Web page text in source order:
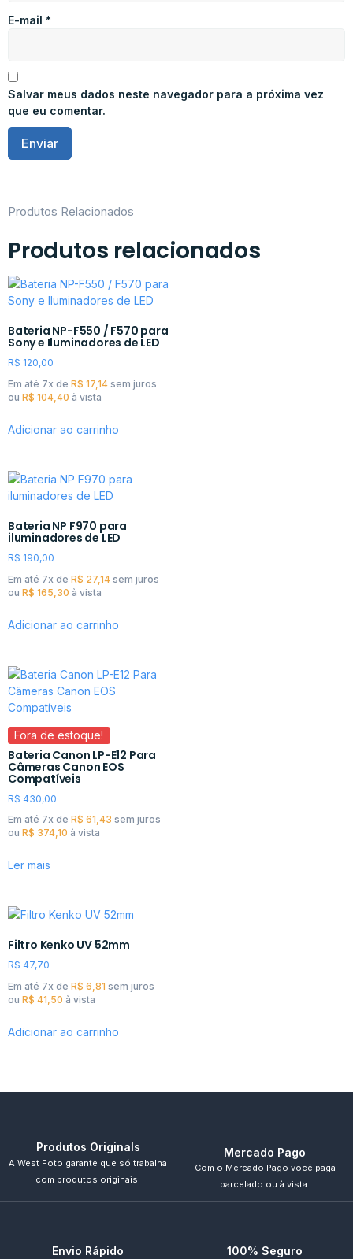
E-mail *
Salvar meus dados neste navegador para a próxima vez
que eu comentar.
Produtos Relacionados
Produtos relacionados
Bateria NP-F550 / F570 para
Sony e Iluminadores de LED
R$ 120,00
Em até 7x de R$ 17,14 sem juros
ou R$ 104,40 à vista
Adicionar ao carrinho
Bateria NP F970 para
iluminadores de LED
R$ 190,00
Em até 7x de R$ 27,14 sem juros
ou R$ 165,30 à vista
Adicionar ao carrinho
Fora de estoque!
Bateria Canon LP-E12 Para
Câmeras Canon EOS
Compatíveis
R$ 430,00
Em até 7x de R$ 61,43 sem juros
ou R$ 374,10 à vista
Ler mais
Filtro Kenko UV 52mm
R$ 47,70
Em até 7x de R$ 6,81 sem juros
ou R$ 41,50 à vista
Adicionar ao carrinho
Produtos Originals
A West Foto garante que só trabalha
com produtos originais.
Mercado Pago
Com o Mercado Pago você paga
parcelado ou à vista.
Envio Rápido 100% Seguro